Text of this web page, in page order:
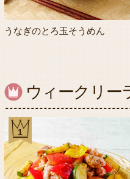
うなぎのとろ玉そうめん
ウィークリー
1